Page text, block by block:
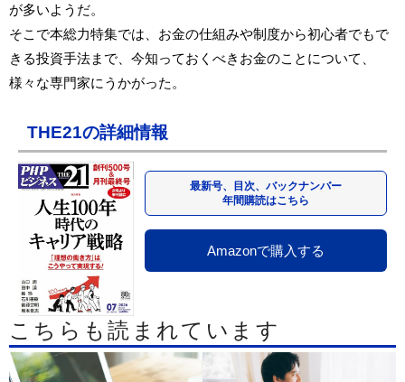
が多いようだ。
そこで本総力特集では、お金の仕組みや制度から初心者でもで
きる投資手法まで、今知っておくべきお金のことについて、
様々な専門家にうかがった。
THE21の詳細情報
最新号、目次、バックナンバー
年間購読はこちら
Amazonで購入する
こちらも読まれています